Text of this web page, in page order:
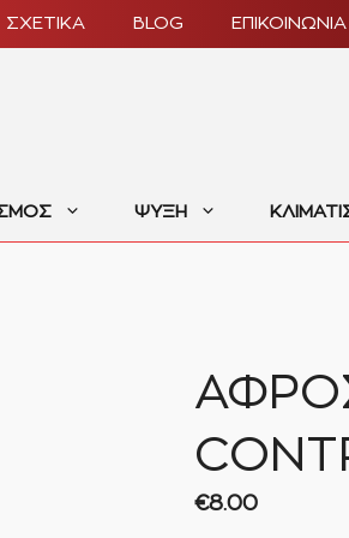
ΣΧΕΤΙΚΑ BLOG ΕΠΙΚΟΙΝΩΝΙΑ
ΨΥΞΗ
€8.00